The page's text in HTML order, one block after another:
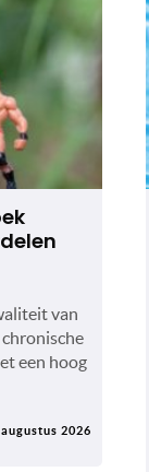
van
een hoog
2026